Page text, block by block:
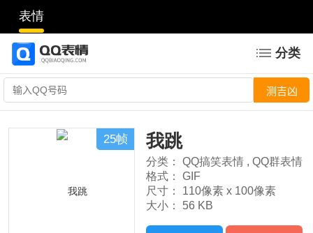
表情
分类
25帧 我跳
分类： QQ搞笑表情 , QQ群表情
格式：
GIF
尺寸：
110像素 x 100像素
大小：
56 KB